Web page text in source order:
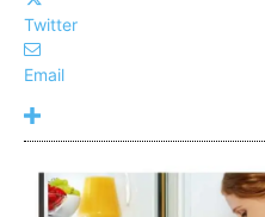
Twitter
Email